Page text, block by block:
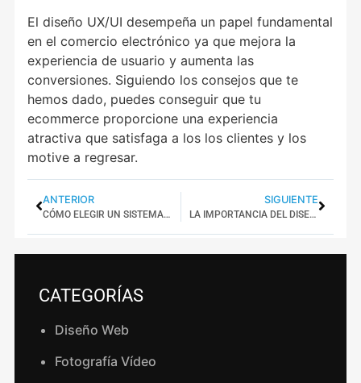
El diseño UX/UI desempeña un papel fundamental
en el comercio electrónico ya que mejora la
experiencia de usuario y aumenta las
conversiones. Siguiendo los consejos que te
hemos dado, puedes conseguir que tu
ecommerce proporcione una experiencia
atractiva que satisfaga a los los clientes y los
motive a regresar.
ANTERIOR
CÓMO ELEGIR UN SISTEMA DE GESTIÓN DE CONTENIDOS ADECUADO
SIGUIENTE
LA IMPORTANCIA DEL DISEÑO RESPONSIVE Y SU IMPACTO EN EL SEO
CATEGORÍAS
Diseño Web
Fotografía Vídeo